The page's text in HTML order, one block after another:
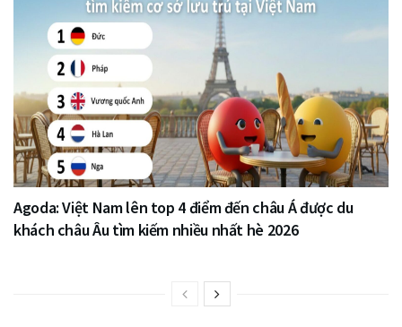
Agoda: Việt Nam lên top 4 điểm đến châu Á được du
khách châu Âu tìm kiếm nhiều nhất hè 2026